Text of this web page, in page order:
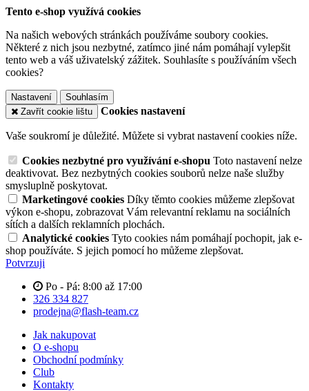
Tento e-shop využívá cookies
Na našich webových stránkách používáme soubory cookies.
Některé z nich jsou nezbytné, zatímco jiné nám pomáhají vylepšit
tento web a váš uživatelský zážitek. Souhlasíte s používáním všech
cookies?
Nastavení
Souhlasím
Zavřít cookie lištu
Cookies nastavení
Vaše soukromí je důležité. Můžete si vybrat nastavení cookies níže.
Cookies nezbytné pro využívání e-shopu Toto nastavení nelze
deaktivovat. Bez nezbytných cookies souborů nelze naše služby
smysluplně poskytovat.
Marketingové cookies Díky těmto cookies můžeme zlepšovat
výkon e-shopu, zobrazovat Vám relevantní reklamu na sociálních
sítích a dalších reklamních plochách.
Analytické cookies Tyto cookies nám pomáhají pochopit, jak e-
shop používáte. S jejich pomocí ho můžeme zlepšovat.
Potvrzuji
Po - Pá: 8:00 až 17:00
326 334 827
prodejna@flash-team.cz
Jak nakupovat
O e-shopu
Obchodní podmínky
Club
Kontakty